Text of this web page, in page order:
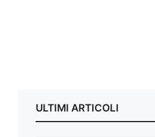
ULTIMI ARTICOLI